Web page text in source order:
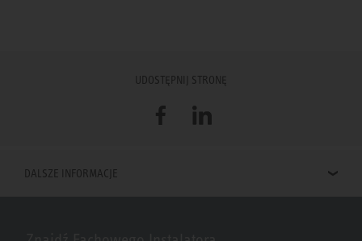
UDOSTĘPNIJ STRONĘ
FacebookLinkedIn
DALSZE INFORMACJE